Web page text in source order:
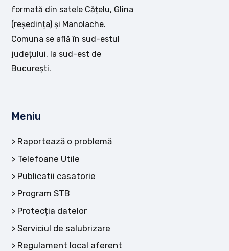
formată din satele Cățelu, Glina
(reședința) și Manolache.
Comuna se află în sud-estul
județului, la sud-est de
București.
Meniu
Raportează o problemă
Telefoane Utile
Publicatii casatorie
Program STB
Protecția datelor
Serviciul de salubrizare
Regulament local aferent